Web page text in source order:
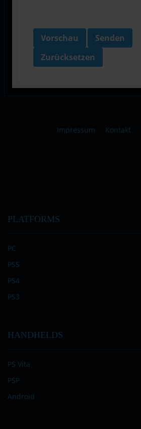
Vorschau
Senden
Zurücksetzen
Impressum Kontakt
PLATFORMS
PC
PS5
PS4
PS3
HANDHELDS
PS Vita
PSP
Android